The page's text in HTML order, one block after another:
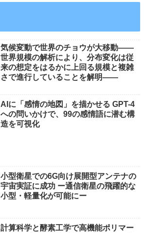
気候変動で世界のチョウが大移動――
世界規模の解析により、分布変化は従
来の想定をはるかに上回る規模と複雑
さで進行していることを解明――
AIに「感情の地図」を描かせる GPT-4
への問いかけで、99の感情語に潜む構
造を可視化
小型衛星での6G向け展開型アンテナの
宇宙実証に成功 ー通信衛星の飛躍的な
小型・軽量化が可能にー
計算科学と酵素工学で高機能ポリマー